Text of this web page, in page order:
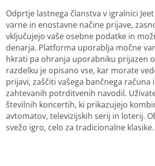
Odprtje lastnega članstva v igralnici
varne in enostavne načine prijave,
vključujejo vaše osebne podatke in
denarja. Platforma uporablja močne
hkrati pa ohranja uporabniku prijazen
razdelku je opisano vse, kar morate
prijavi, zaščiti vašega bančnega računa
zahtevanih potrditvenih navodil.
številnih koncertih, ki prikazujejo
avtomatov, televizijskih serij in loterij.
svežo igro, celo za tradicionalne klasike.